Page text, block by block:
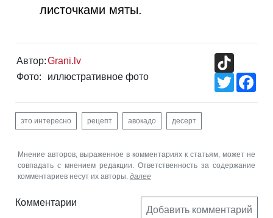
листочками мяты.
Автор:Grani.lv
Фото:
иллюстративное фото
Twitter
это интересно рецепт авокадо десерт
Мнение авторов, выраженное в комментариях к статьям, может не
совпадать с мнением редакции. Ответственность за содержание
комментариев несут их авторы. далее
Комментарии
Добавить комментарий